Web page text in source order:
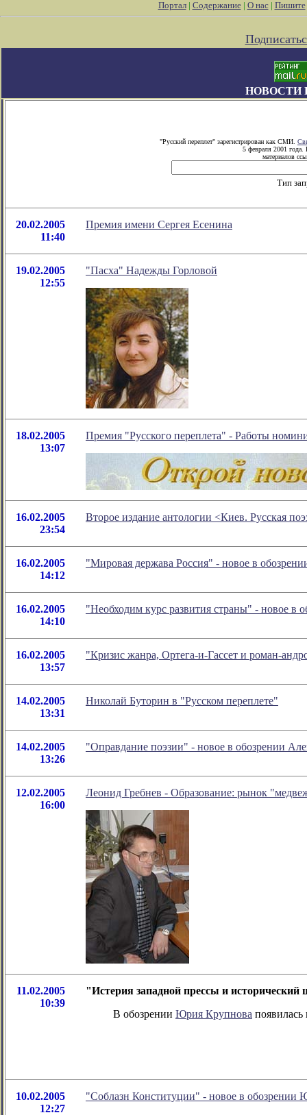
Портал| Содержание| О нас| Пишите
НОВОСТИ
"Русский переплет" зарегистрирован как СМИ.
5 февраля 2001 года.
материалов
Тип
20.02.2005
11:40
Премия имени Сергея Есенина
19.02.2005
12:55
"Пасха" Надежды Горловой
18.02.2005
13:07
Премия "Русского переплета" - Работы
16.02.2005
23:54
Второе издание антологии <Киев. Русская
16.02.2005
14:12
"Мировая держава Россия" - новое в
16.02.2005
14:10
"Необходим курс развития страны" - новое в
16.02.2005
13:57
"Кризис жанра, Ортега-и-Гассет и роман-
14.02.2005
13:31
Николай Буторин в "Русском переплете"
14.02.2005
13:26
"Оправдание поэзии" - новое в обозрении
12.02.2005
16:00
Леонид Гребнев - Образование: рынок
11.02.2005
10:39
"Истерия западной прессы и
В обозрении Юрия Крупнова появилась
10.02.2005
12:27
"Соблазн Конституции" - новое в обозрении